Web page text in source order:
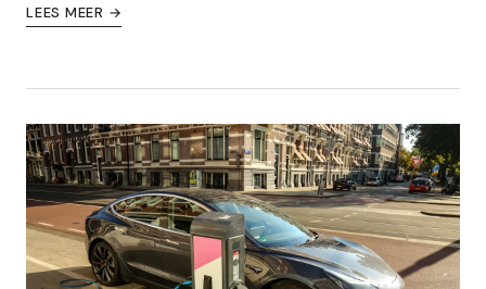
LEES MEER →